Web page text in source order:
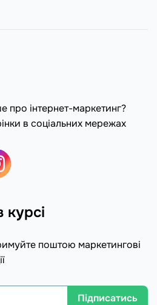
про інтернет-маркетинг?
в соціальних мережах
поштою маркетингові
Підписатись